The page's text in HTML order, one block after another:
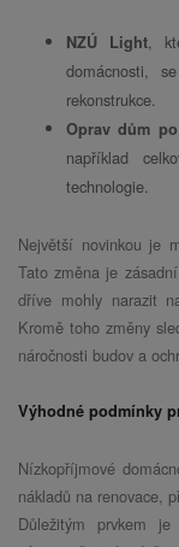
NZÚ Light,
domácnosti,
rekonstrukce.
Oprav dům
například
technologie.
Největší novinkou je
Tato změna je
dříve mohly narazit
Kromě toho změny
náročnosti budov a
Výhodné podmínky
Nízkopříjmové
nákladů na renovace,
Důležitým prvkem